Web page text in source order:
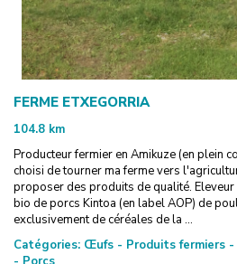
FERME ETXEGORRIA
104.8 km
Producteur fermier en Amikuze (en plein
choisi de tourner ma ferme vers
proposer des produits de qualité.
bio de porcs Kintoa (en label AOP) de
exclusivement de céréales de la ...
Catégories: Œufs - Produits fermiers -